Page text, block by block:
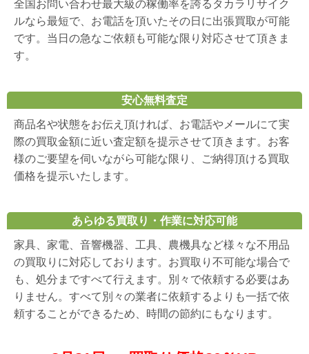
全国お問い合わせ最大級の稼働率を誇るタカラリサイク
ルなら最短で、お電話を頂いたその日に出張買取が可能
です。当日の急なご依頼も可能な限り対応させて頂きま
す。
安心無料査定
商品名や状態をお伝え頂ければ、お電話やメールにて実
際の買取金額に近い査定額を提示させて頂きます。お客
様のご要望を伺いながら可能な限り、ご納得頂ける買取
価格を提示いたします。
あらゆる買取り・作業に対応可能
家具、家電、音響機器、工具、農機具など様々な不用品
の買取りに対応しております。お買取り不可能な場合で
も、処分まですべて行えます。別々で依頼する必要はあ
りません。すべて別々の業者に依頼するよりも一括で依
頼することができるため、時間の節約にもなります。